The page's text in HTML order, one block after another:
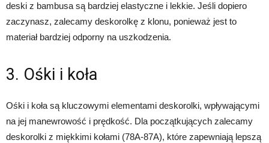
deski z bambusa są bardziej elastyczne i lekkie. Jeśli dopiero
zaczynasz, zalecamy deskorolkę z klonu, ponieważ jest to
materiał bardziej odporny na uszkodzenia.
3. Ośki i koła
Ośki i koła są kluczowymi elementami deskorolki, wpływającymi
na jej manewrowość i prędkość. Dla początkujących zalecamy
deskorolki z miękkimi kołami (78A-87A), które zapewniają lepszą